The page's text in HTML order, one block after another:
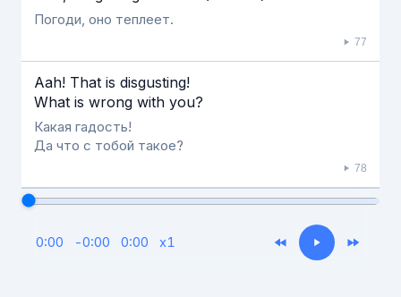
Погоди, оно теплеет.
77
Aah! That is disgusting!
What is wrong with you?
Какая гадость!
Да что с тобой такое?
78
0:00 -0:00 0:00 x1